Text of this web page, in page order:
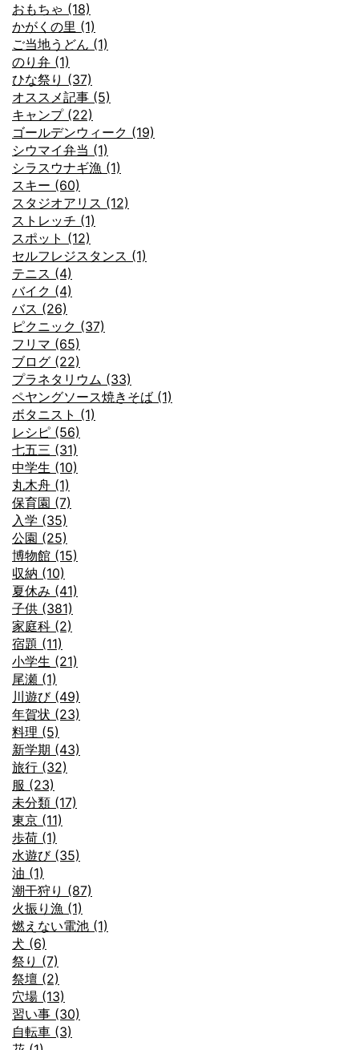
おもちゃ (18)
かがくの里 (1)
ご当地うどん (1)
のり弁 (1)
ひな祭り (37)
オススメ記事 (5)
キャンプ (22)
ゴールデンウィーク (19)
シウマイ弁当 (1)
シラスウナギ漁 (1)
スキー (60)
スタジオアリス (12)
ストレッチ (1)
スポット (12)
セルフレジスタンス (1)
テニス (4)
バイク (4)
バス (26)
ピクニック (37)
フリマ (65)
ブログ (22)
プラネタリウム (33)
ペヤングソース焼きそば (1)
ボタニスト (1)
レシピ (56)
七五三 (31)
中学生 (10)
丸木舟 (1)
保育園 (7)
入学 (35)
公園 (25)
博物館 (15)
収納 (10)
夏休み (41)
子供 (381)
家庭科 (2)
宿題 (11)
小学生 (21)
尾瀬 (1)
川遊び (49)
年賀状 (23)
料理 (5)
新学期 (43)
旅行 (32)
服 (23)
未分類 (17)
東京 (11)
歩荷 (1)
水遊び (35)
油 (1)
潮干狩り (87)
火振り漁 (1)
燃えない電池 (1)
犬 (6)
祭り (7)
祭壇 (2)
穴場 (13)
習い事 (30)
自転車 (3)